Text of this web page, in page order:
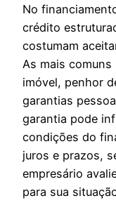
No
crédito
costumam
As mais
imóvel, penhor
garantias
garantia pode
condições do
juros e prazos,
empresário
para sua